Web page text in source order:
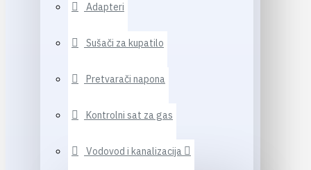
Adapteri
Sušači za kupatilo
Pretvarači napona
Kontrolni sat za gas
Vodovod i kanalizacija